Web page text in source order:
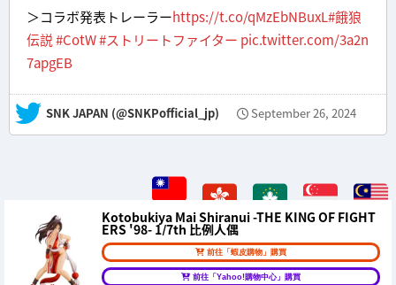
＞コラボ発表トレーラーhttps://t.co/qMzEbNBuxL#餓狼
伝説#CotW#ストリートファイター pic.twitter.com/3a2n
7apgEB
— SNK JAPAN (@SNKPofficial_jp) September 26, 2024
Kotobukiya Mai Shiranui -THE KING OF FIGHT
ERS '98- 1/7th 比例人偶
前往「蝦皮購物」購買
前往「Yahoo!購物中心」購買